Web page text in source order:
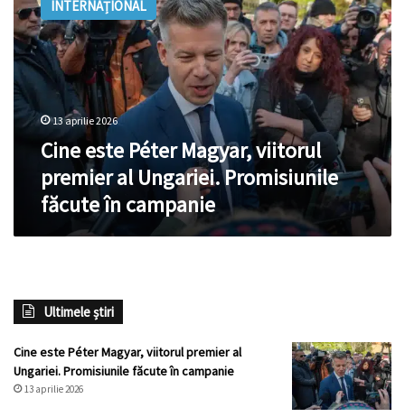
Péter
Magyar,
viitorul
premier
al
Ungariei.
Promisiunile
făcute
campanie
INTERNAȚIONAL
13 aprilie 2026
Cine este Péter Magyar, viitorul
premier al Ungariei. Promisiunile
făcute în campanie
Ultimele știri
Cine este Péter Magyar, viitorul premier al
Ungariei. Promisiunile făcute în campanie
13 aprilie 2026